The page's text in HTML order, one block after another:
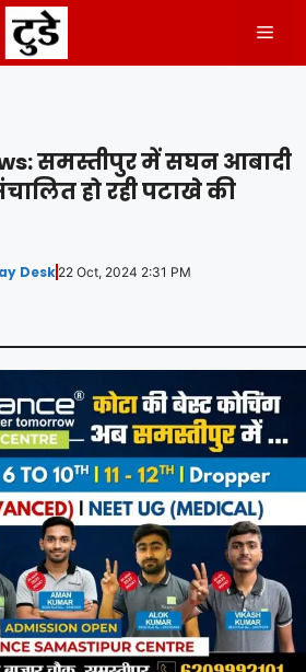
समस्तीपुर में सघन आबादी
हो रही पटाखे की
Desk 22 Oct, 2024 2:31 PM